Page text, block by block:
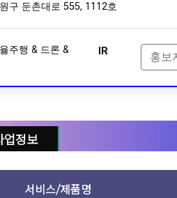
구 둔촌대로 555, 1112호
주행 & 드론 &
IR 홍보
서비스/제품명
업정보
자본금